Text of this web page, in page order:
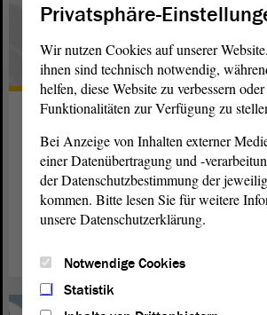
Terminübersichten
Hier finden Sie die Jahres- und jeweilige
der Landtags- und Ausschusssitzungen
Jahresplanung der Plenarsitzungen auf
weiterlesen
Privatsphäre-
Wir nutzen Cookies auf unserer
ihnen sind technisch notwendig,
helfen, diese Website zu verbessern
Funktionalitäten zur Verfügung zu
Bei Anzeige von Inhalten externer
einer Datenübertragung und -
der Datenschutzbestimmung der
kommen. Bitte lesen Sie für weitere
unsere Datenschutzerklärung.
Notwendige Cookies
Statistik